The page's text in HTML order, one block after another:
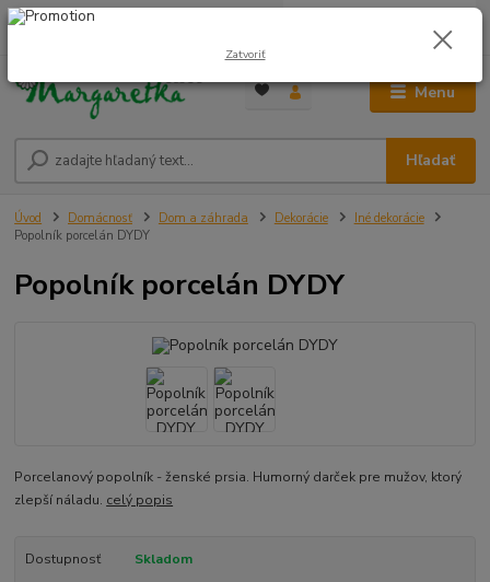
Menu
Hľadať
0948 236 042
0,00 €
Úvod Domácnosť Dom a záhrada Dekorácie
Iné dekorácie
Popolník porcelán DYDY
Popolník porcelán DYDY
Porcelanový popolník - ženské prsia. Humorný darček pre mužov, ktorý
zlepší náladu. celý popis
Dostupnosť Skladom
Zatvoriť